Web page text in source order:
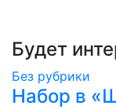
Будет
Без рубрики
Набор в